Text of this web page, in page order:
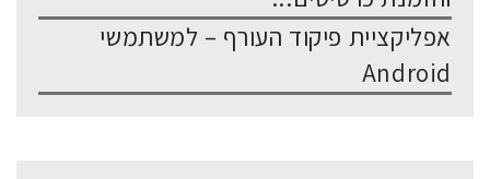
אפליקציית פיקוד העורף – למשתמשי
Android